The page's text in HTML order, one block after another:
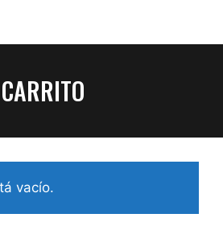
CARRITO
vacío.